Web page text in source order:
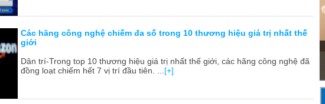
Các hãng công nghệ chiếm đa số trong 10 thương hiệu giá trị nhất thế
giới
Dân trí-Trong top 10 thương hiệu giá trị nhất thế giới, các hãng công nghệ đã
đồng loạt chiếm hết 7 vị trí đầu tiên. ... [+]